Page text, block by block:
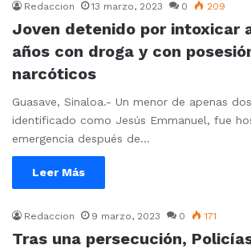
Redaccion 13 marzo, 2023 0 209
Joven detenido por intoxicar
años con droga y con
narcóticos
Guasave, Sinaloa.- Un menor de apenas
identificado como Jesús Emmanuel, fue
emergencia después de…
Leer Más
Redaccion 9 marzo, 2023 0 171
Tras una persecución,